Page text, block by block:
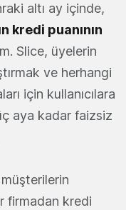
altı ay içinde,
kredi puanının
Slice, üyelerin
ve herhangi
için kullanıcılara
aya kadar faizsiz
firmadan kredi